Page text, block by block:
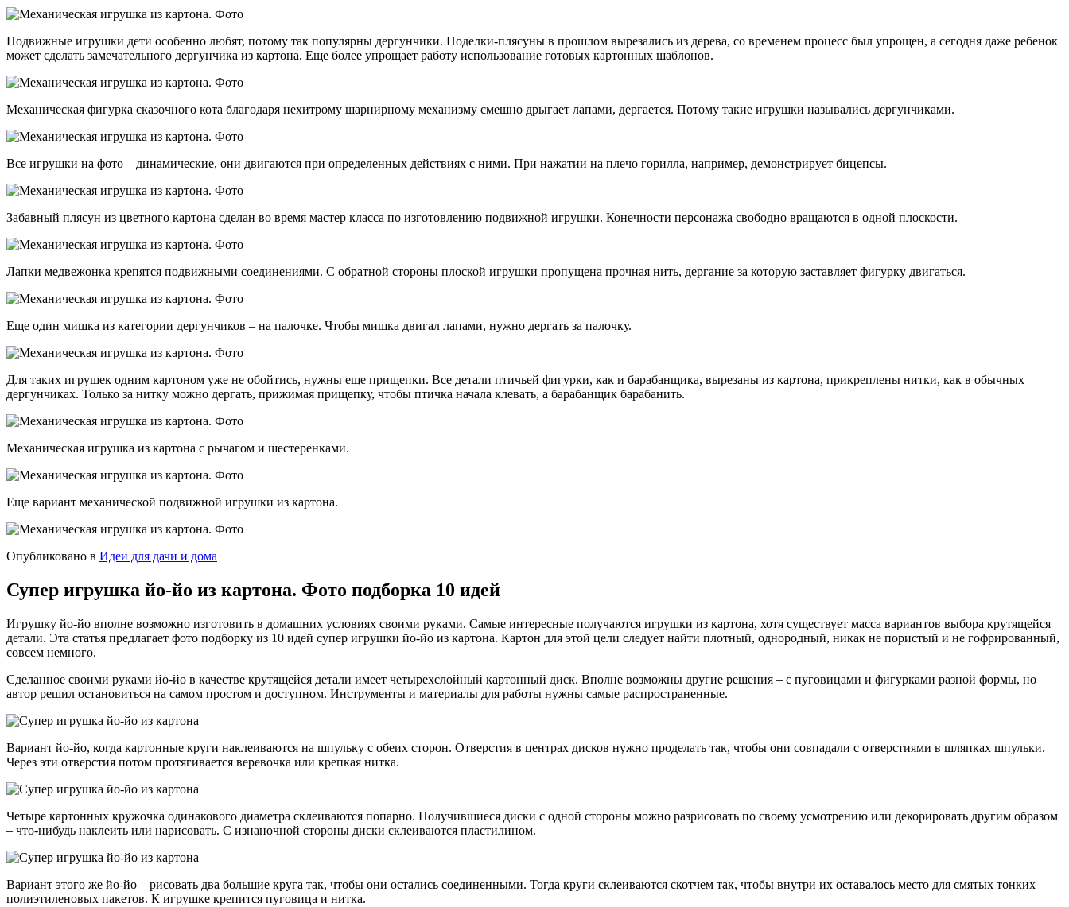
Подвижные игрушки дети особенно любят, потому так популярны дергунчики. Поделки-плясуны в прошлом вырезались из дерева, со временем процесс был упрощен, а сегодня даже ребенок
может сделать замечательного дергунчика из картона. Еще более упрощает работу использование готовых картонных шаблонов.
Механическая фигурка сказочного кота благодаря нехитрому шарнирному механизму смешно дрыгает лапами, дергается. Потому такие игрушки назывались дергунчиками.
Все игрушки на фото – динамические, они двигаются при определенных действиях с ними. При нажатии на плечо горилла, например, демонстрирует бицепсы.
Забавный плясун из цветного картона сделан во время мастер класса по изготовлению подвижной игрушки. Конечности персонажа свободно вращаются в одной плоскости.
Лапки медвежонка крепятся подвижными соединениями. С обратной стороны плоской игрушки пропущена прочная нить, дергание за которую заставляет фигурку двигаться.
Еще один мишка из категории дергунчиков – на палочке. Чтобы мишка двигал лапами, нужно дергать за палочку.
Для таких игрушек одним картоном уже не обойтись, нужны еще прищепки. Все детали птичьей фигурки, как и барабанщика, вырезаны из картона, прикреплены нитки, как в обычных
дергунчиках. Только за нитку можно дергать, прижимая прищепку, чтобы птичка начала клевать, а барабанщик барабанить.
Механическая игрушка из картона с рычагом и шестеренками.
Еще вариант механической подвижной игрушки из картона.
Опубликовано в Идеи для дачи и дома
Супер игрушка йо-йо из картона. Фото подборка 10 идей
Игрушку йо-йо вполне возможно изготовить в домашних условиях своими руками. Самые интересные получаются игрушки из картона, хотя существует масса вариантов выбора крутящейся
детали. Эта статья предлагает фото подборку из 10 идей супер игрушки йо-йо из картона. Картон для этой цели следует найти плотный, однородный, никак не пористый и не гофрированный,
совсем немного.
Сделанное своими руками йо-йо в качестве крутящейся детали имеет четырехслойный картонный диск. Вполне возможны другие решения – с пуговицами и фигурками разной формы, но
автор решил остановиться на самом простом и доступном. Инструменты и материалы для работы нужны самые распространенные.
Вариант йо-йо, когда картонные круги наклеиваются на шпульку с обеих сторон. Отверстия в центрах дисков нужно проделать так, чтобы они совпадали с отверстиями в шляпках шпульки.
Через эти отверстия потом протягивается веревочка или крепкая нитка.
Четыре картонных кружочка одинакового диаметра склеиваются попарно. Получившиеся диски с одной стороны можно разрисовать по своему усмотрению или декорировать другим образом
– что-нибудь наклеить или нарисовать. С изнаночной стороны диски склеиваются пластилином.
Вариант этого же йо-йо – рисовать два большие круга так, чтобы они остались соединенными. Тогда круги склеиваются скотчем так, чтобы внутри их оставалось место для смятых тонких
полиэтиленовых пакетов. К игрушке крепится пуговица и нитка.